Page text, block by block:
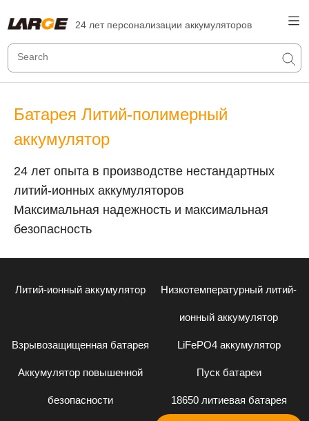
24 лет персонализации аккумуляторов
Батарея Литий-полимерный
аккумулятор
24 лет опыта в производстве нестандартных
литий-ионных аккумуляторов
Максимальная надежность и максимальная
безопасность
Литий-ионный аккумулятор Низкотемпературный литий-
ионный аккумулятор
Взрывозащищенная батарея LiFePO4 аккумулятор
Аккумулятор повышенной
безопасности
Пуск батареи
18650 литиевая батарея